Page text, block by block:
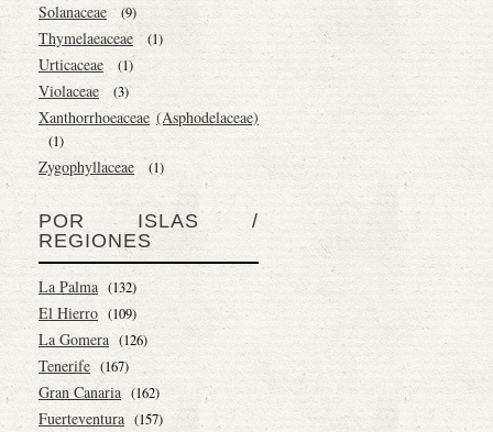
Solanaceae (9)
Thymelaeaceae (1)
Urticaceae (1)
Violaceae (3)
Xanthorrhoeaceae (Asphodelaceae)
(1)
Zygophyllaceae (1)
POR ISLAS /
REGIONES
La Palma (132)
El Hierro (109)
La Gomera (126)
Tenerife (167)
Gran Canaria (162)
Fuerteventura (157)